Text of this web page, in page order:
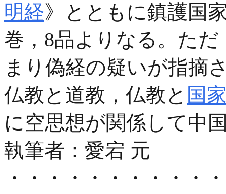
明経》とともに鎮護国
巻，8品よりなる。た
まり偽経の疑いが指摘
仏教と道教，仏教と 国
に空思想が関係して中
執筆者： 愛宕 元
・・・・・・・・・・